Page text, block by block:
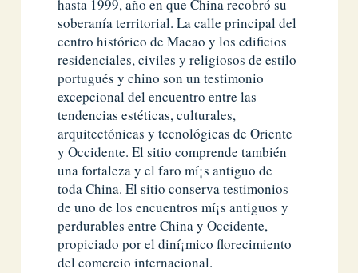
hasta 1999, año en que China recobró su
soberaní­a territorial. La calle principal del
centro histórico de Macao y los edificios
residenciales, civiles y religiosos de estilo
portugués y chino son un testimonio
excepcional del encuentro entre las
tendencias estéticas, culturales,
arquitectónicas y tecnológicas de Oriente
y Occidente. El sitio comprende también
una fortaleza y el faro mí¡s antiguo de
toda China. El sitio conserva testimonios
de uno de los encuentros mí¡s antiguos y
perdurables entre China y Occidente,
propiciado por el diní¡mico florecimiento
del comercio internacional.